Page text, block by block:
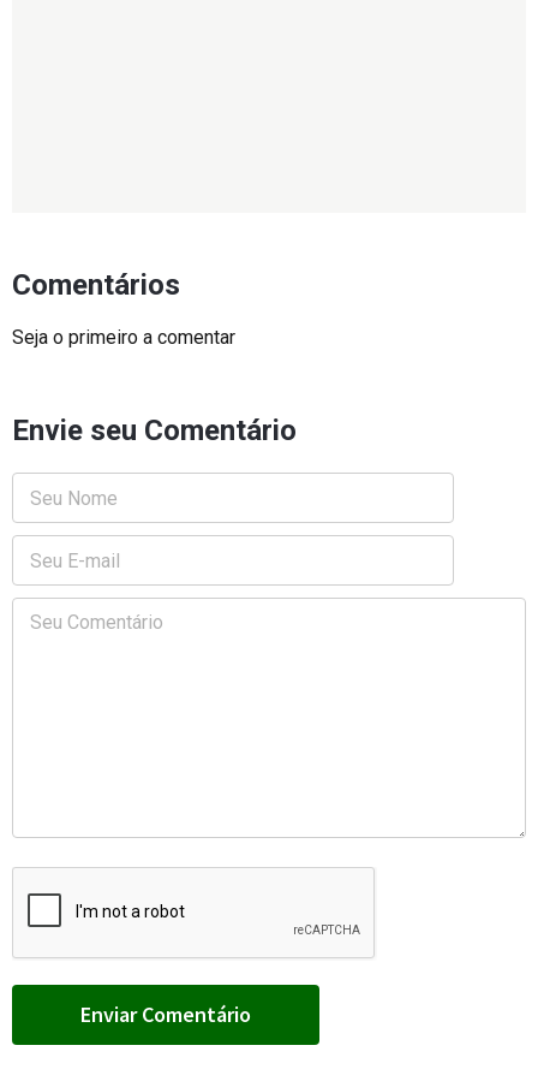
Comentários
Seja o primeiro a comentar
Envie seu Comentário